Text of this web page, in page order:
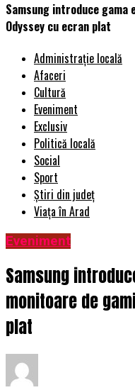
Samsung introduce gama
Odyssey cu ecran plat
Administrație locală
Afaceri
Cultură
Eveniment
Exclusiv
Politică locală
Social
Sport
Știri din județ
Viața în Arad
Eveniment
Samsung
monitoare de
plat